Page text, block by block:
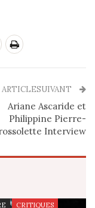
ARTICLESUIVANT
Ariane Ascaride et
Philippine Pierre-
Interview
CRITIQUES